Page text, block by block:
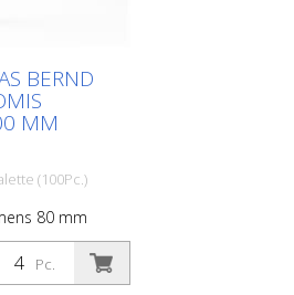
BERND
MM
(100Pc.)
80 mm
įvairiems
atšvaitais ir
Spalva: Spalva:
Pc.